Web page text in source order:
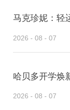
马克珍妮：轻
2026 - 08 - 07
哈贝多开学焕
2026 - 08 - 07